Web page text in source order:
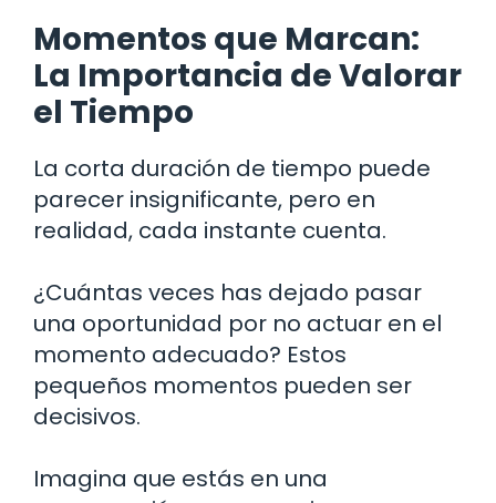
Momentos que Marcan:
La Importancia de Valorar
el Tiempo
La corta duración de tiempo puede
parecer insignificante, pero en
realidad, cada instante cuenta.
¿Cuántas veces has dejado pasar
una oportunidad por no actuar en el
momento adecuado? Estos
pequeños momentos pueden ser
decisivos.
Imagina que estás en una